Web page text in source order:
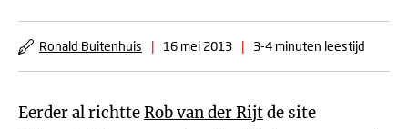
Ronald Buitenhuis | 16 mei 2013 | 3-4 minuten leestijd
Eerder al richtteRob van der Rijtde site